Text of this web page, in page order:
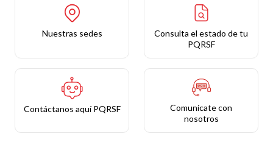
Nuestras sedes
Consulta el estado de tu
PQRSF
Contáctanos aquí PQRSF
Comunícate con
nosotros